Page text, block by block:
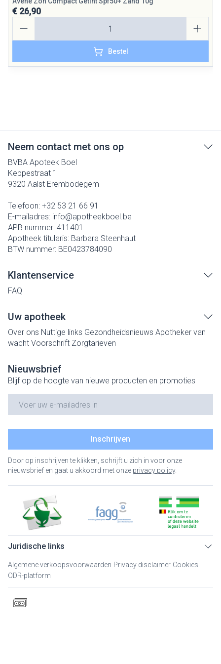
€ 26,90
Bestel
Neem contact met ons op
BVBA Apoteek Boel
Keppestraat 1
9320 Aalst Erembodegem
Telefoon: +32 53 21 66 91
E-mailadres: info@apotheekboel.be
APB nummer: 411401
Apotheek titularis: Barbara Steenhaut
BTW nummer: BE0423784090
Klantenservice
FAQ
Uw apotheek
Over ons Nuttige links Gezondheidsnieuws Apotheker van
wacht Voorschrift Zorgtarieven
Nieuwsbrief
Blijf op de hoogte van nieuwe producten en promoties
Inschrijven
Door op inschrijven te klikken, schrijft u zich in voor onze
nieuwsbrief en gaat u akkoord met onze privacy policy.
Juridische links
Algemene verkoopsvoorwaarden Privacy disclaimer Cookies
ODR-platform